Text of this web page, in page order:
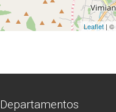
Leaflet | ©
Departamentos